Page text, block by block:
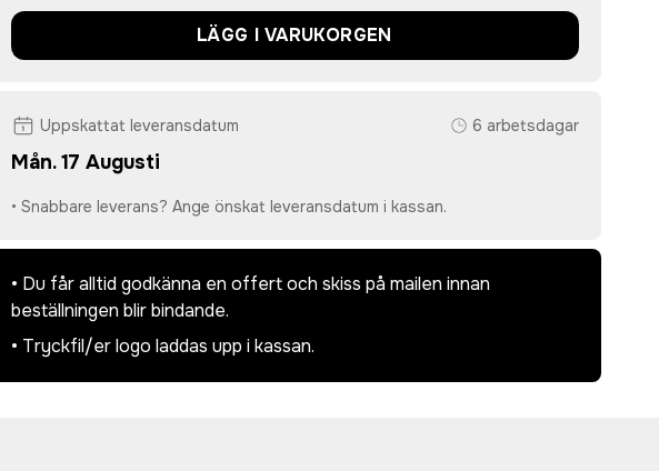
LÄGG I VARUKORGEN
Uppskattat leveransdatum 6 arbetsdagar
Mån. 17 Augusti
• Snabbare leverans? Ange önskat leveransdatum i kassan.
• Du får alltid godkänna en offert och skiss på mailen innan
beställningen blir bindande.
• Tryckfil/er logo laddas upp i kassan.